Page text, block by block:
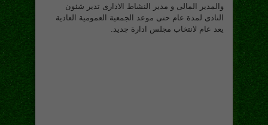
والمدير المالى و مدير النشاط الادارى تدير شئون
النادى لمدة عام حتى موعد الجمعية العمومية العادية
يعد عام لانتخاب مجلس ادارة جديد.